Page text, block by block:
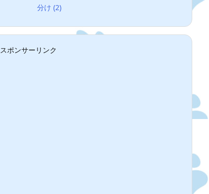
分け(2)
スポンサーリンク